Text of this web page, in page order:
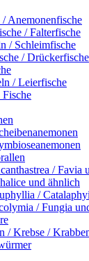
/ Anemonenfische
/ Falterfische
/ Schleimfische
/ Drückerfische
/ Leierfische
Fische
/ Favia
und ähnlich
/
/ Fungia
/ Krebse /